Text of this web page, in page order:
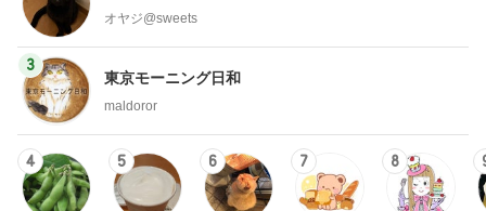
オヤジ@sweets
3
東京モーニング日和
maldoror
4 5 6 7 8